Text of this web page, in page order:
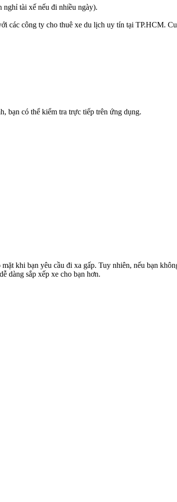
nghỉ tài xế nếu đi nhiều ngày).
các công ty cho thuê xe du lịch uy tín tại TP.HCM.
bạn có thể kiểm tra trực tiếp trên ứng dụng.
khi bạn yêu cầu đi xa gấp. Tuy nhiên, nếu bạn
dàng sắp xếp xe cho bạn hơn.